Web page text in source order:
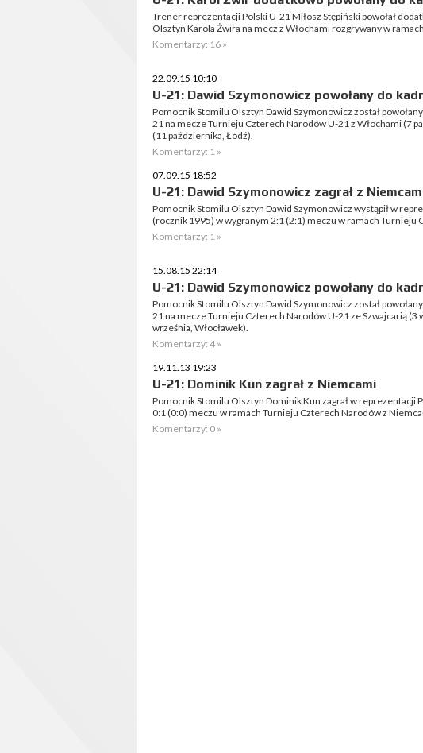
Trener reprezentacji Polski U-21 Miłosz Stępiński powołał
Olsztyn Karola Żwira na mecz z Włochami rozgrywany w
Komentarzy: 16 »
22.09.15 10:10
U-21: Dawid Szymonowicz powołany do
Pomocnik Stomilu Olsztyn Dawid Szymonowicz został
21 na mecze Turnieju Czterech Narodów U-21 z Włochami (7
(11 października, Łódź).
Komentarzy: 1 »
07.09.15 18:52
U-21: Dawid Szymonowicz zagrał z
Pomocnik Stomilu Olsztyn Dawid Szymonowicz wystąpił w
(rocznik 1995) w wygranym 2:1 (2:1) meczu w ramach Turnieju
Komentarzy: 1 »
15.08.15 22:14
U-21: Dawid Szymonowicz powołany do
Pomocnik Stomilu Olsztyn Dawid Szymonowicz został
21 na mecze Turnieju Czterech Narodów U-21 ze Szwajcarią
września, Włocławek).
Komentarzy: 4 »
19.11.13 19:23
U-21: Dominik Kun zagrał z Niemcami
Pomocnik Stomilu Olsztyn Dominik Kun zagrał w reprezentacji
0:1 (0:0) meczu w ramach Turnieju Czterech Narodów z
Komentarzy: 0 »